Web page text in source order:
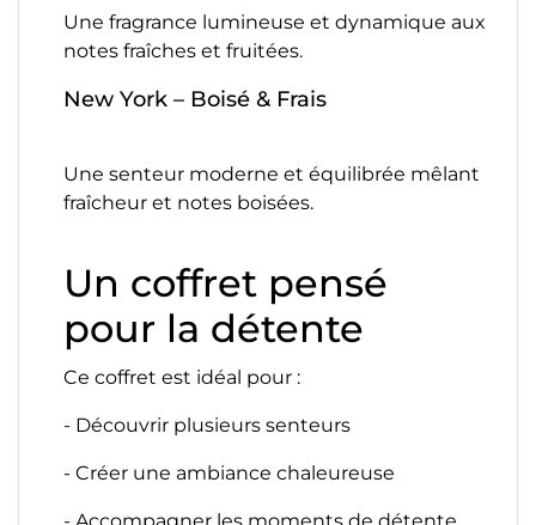
Une fragrance lumineuse et dynamique aux
notes fraîches et fruitées.
New York – Boisé & Frais
Une senteur moderne et équilibrée mêlant
fraîcheur et notes boisées.
Un coffret pensé
pour la détente
Ce coffret est idéal pour :
- Découvrir plusieurs senteurs
- Créer une ambiance chaleureuse